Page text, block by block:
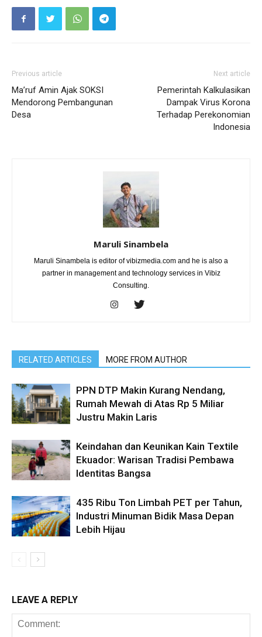
Previous article
Ma’ruf Amin Ajak SOKSI
Mendorong Pembangunan
Desa
Next article
Pemerintah Kalkulasikan
Dampak Virus Korona
Terhadap Perekonomian
Indonesia
Maruli Sinambela
Maruli Sinambela is editor of vibizmedia.com and he is also a
partner in management and technology services in Vibiz
Consulting.
RELATED ARTICLES MORE FROM AUTHOR
PPN DTP Makin Kurang Nendang,
Rumah Mewah di Atas Rp 5 Miliar
Justru Makin Laris
Keindahan dan Keunikan Kain Textile
Ekuador: Warisan Tradisi Pembawa
Identitas Bangsa
435 Ribu Ton Limbah PET per Tahun,
Industri Minuman Bidik Masa Depan
Lebih Hijau
LEAVE A REPLY